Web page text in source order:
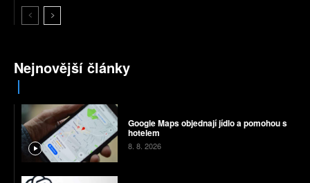
Nejnovější články
Google Maps objednají jídlo a pomohou s
hotelem
8. 8. 2026